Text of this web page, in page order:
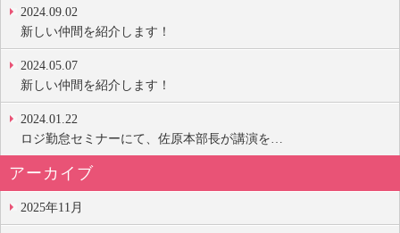
2024.09.02
新しい仲間を紹介します！
2024.05.07
新しい仲間を紹介します！
2024.01.22
ロジ勤怠セミナーにて、佐原本部長が講演を…
アーカイブ
2025年11月